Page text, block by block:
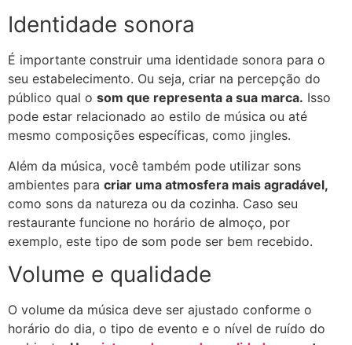
Identidade sonora
É importante construir uma identidade sonora para o
seu estabelecimento. Ou seja, criar na percepção do
público qual o som que representa a sua marca. Isso
pode estar relacionado ao estilo de música ou até
mesmo composições específicas, como jingles.
Além da música, você também pode utilizar sons
ambientes para criar uma atmosfera mais agradável,
como sons da natureza ou da cozinha. Caso seu
restaurante funcione no horário de almoço, por
exemplo, este tipo de som pode ser bem recebido.
Volume e qualidade
O volume da música deve ser ajustado conforme o
horário do dia, o tipo de evento e o nível de ruído do